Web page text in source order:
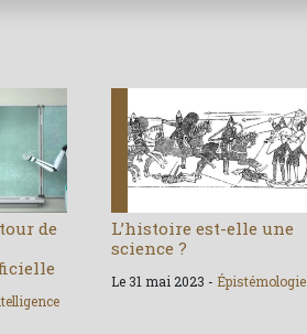
de
L’histoire est-elle une
science ?
Le 31 mai 2023 - Épistémologie